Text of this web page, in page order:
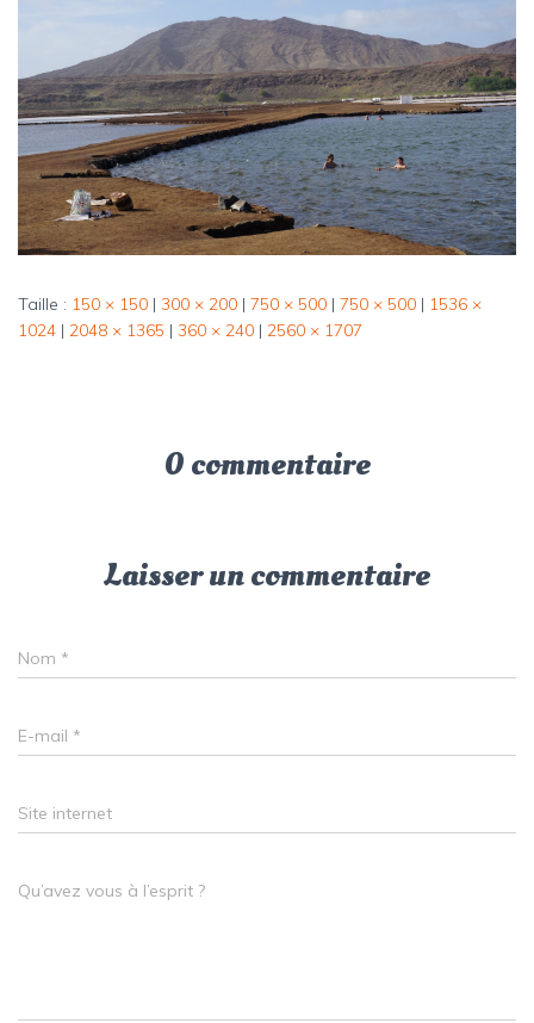
Taille : 150 × 150 | 300 × 200 | 750 × 500 | 750 × 500 | 1536 ×
1024 | 2048 × 1365 | 360 × 240 | 2560 × 1707
0 commentaire
Laisser un commentaire
Nom *
E-mail *
Site internet
Qu’avez vous à l’esprit ?